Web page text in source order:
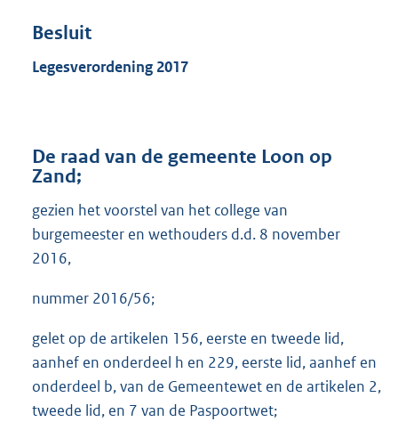
Besluit
Legesverordening 2017
De raad van de gemeente Loon op
Zand;
gezien het voorstel van het college van
burgemeester en wethouders d.d. 8 november
2016,
nummer 2016/56;
gelet op de artikelen 156, eerste en tweede lid,
aanhef en onderdeel h en 229, eerste lid, aanhef en
onderdeel b, van de Gemeentewet en de artikelen 2,
tweede lid, en 7 van de Paspoortwet;